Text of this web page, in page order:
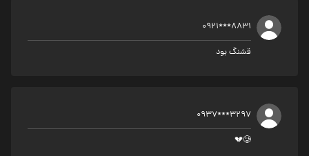
0921***8831
قشنگ بود
0937***3297
🥲💔